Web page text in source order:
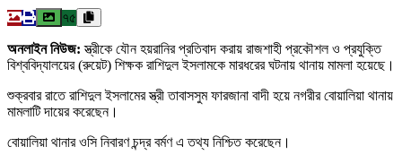
৭৫
অনলাইন নিউজ: স্ত্রীকে যৌন হয়রানির প্রতিবাদ করায় রাজশাহী প্রকৌশল ও প্রযুক্তি
বিশ্ববিদ্যালয়ের (রুয়েট) শিক্ষক রাশিদুল ইসলামকে মারধরের ঘটনায় থানায় মামলা হয়েছে।
শুক্রবার রাতে রাশিদুল ইসলামের স্ত্রী তাবাসসুম ফারজানা বাদী হয়ে নগরীর বোয়ালিয়া থানায়
মামলাটি দায়ের করেছেন।
বোয়ালিয়া থানার ওসি নিবারণ চন্দ্র বর্মণ এ তথ্য নিশ্চিত করেছেন।